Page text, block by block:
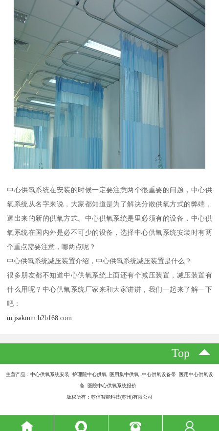
中心供氧系统在安装的时候一定要注意两个很重要的问题，中心供
氧系统从名字来说，大家都知道是为了解决分散供氧方式的弊端，
退出来的新的供氧方式。中心供氧系统是里必须有的设备，中心供
氧系统在国内外是必不可少的设备，选择中心供氧系统安装时有两
个重点需要注意，哪两点呢？
中心供氧系统减压装置介绍，中心供氧系统减压装置是什么？
很多朋友都不知道中心供氧系统上面还有个减压装置，减压装置有
什么用呢？中心供氧系统厂家来和大家讲讲，我们一起来了解一下
吧：
m.jsakmm.b2b168.com
Top
主营产品：中心供氧系统安装 护理院中心供氧 医用集中供氧 中心供氧设备带 医用中心供氧设
备 医院中心供氧系统报价
版权所有：苏信智能科技(苏州)有限公司